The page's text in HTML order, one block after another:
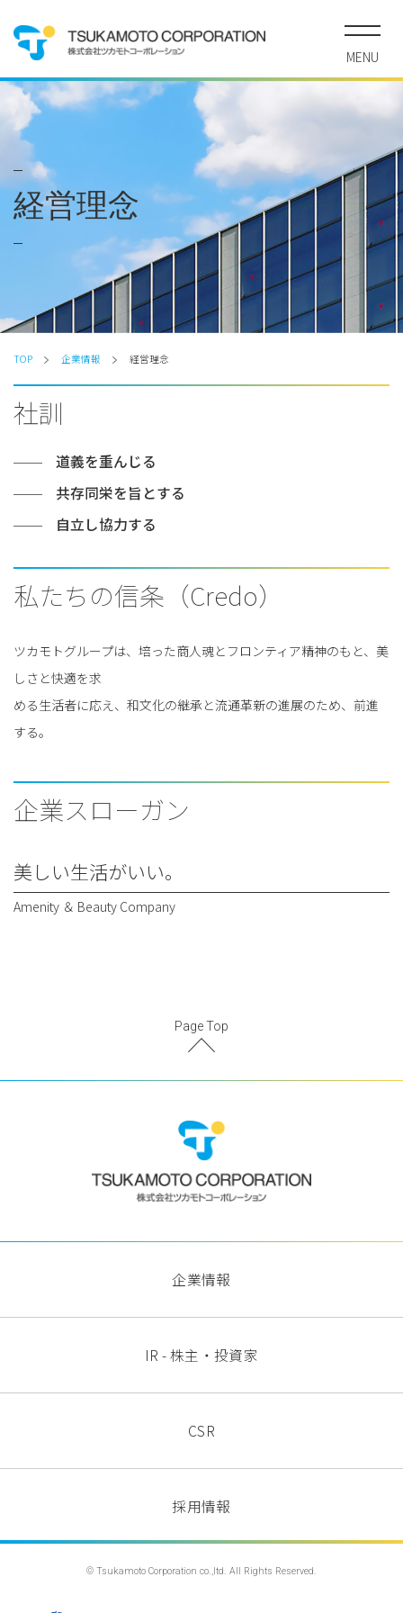
MENU
経営理念
TOP 企業情報 経営理念
社訓
道義を重んじる
共存同栄を旨とする
自立し協力する
私たちの信条（Credo）
ツカモトグループは、培った商人魂とフロンティア精神のもと、美
しさと快適を求
める生活者に応え、和文化の継承と流通革新の進展のため、前進
する。
企業スローガン
美しい生活がいい。
Amenity ＆ Beauty Company
Page Top
企業情報
IR - 株主・投資家
CSR
採用情報
© Tsukamoto Corporation co.,ltd. All Rights Reserved.